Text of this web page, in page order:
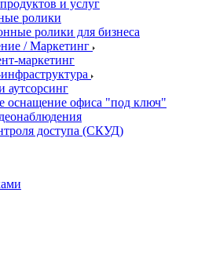
и услуг
ролики
ролики для бизнеса
/ Маркетинг
маркетинг
аутсорсинг
оснащение офиса "под ключ"
доступа (СКУД)